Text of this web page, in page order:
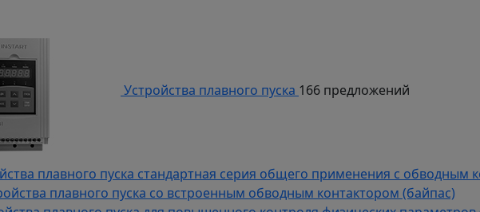
Устройства плавного пуска 166 предложений
плавного пуска стандартная серия общего применения с обводным
плавного пуска со встроенным обводным контактором (байпас)